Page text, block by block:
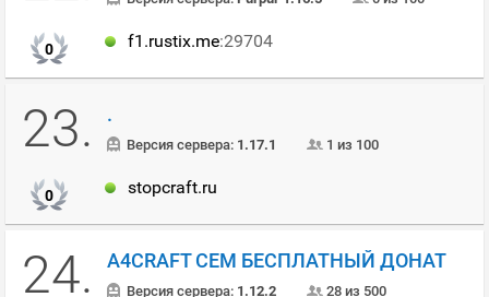
0 f1.rustix.me:29704
23. .
Версия сервера: 1.17.1 1 из 100
0 stopcraft.ru
24. A4CRAFT СЕМ БЕСПЛАТНЫЙ ДОНАТ
Версия сервера: 1.12.2 28 из 500